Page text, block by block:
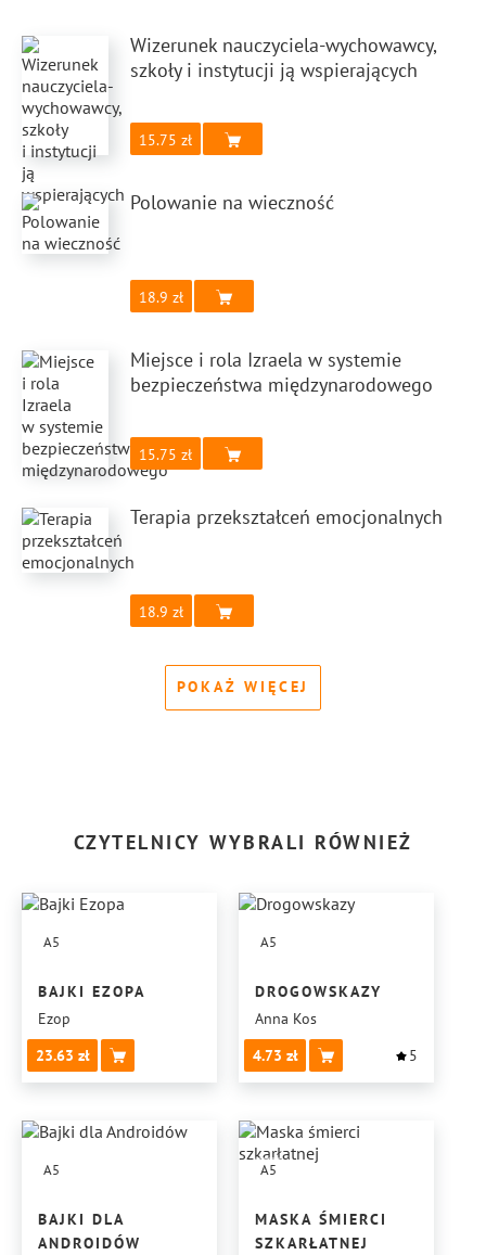
Wizerunek nauczyciela-wychowawcy,
szkoły i instytucji ją wspierających
15.75
Polowanie na wieczność
18.9
Miejsce i rola Izraela w systemie
bezpieczeństwa międzynarodowego
15.75
Terapia przekształceń emocjonalnych
18.9
POKAŻ WIĘCEJ
CZYTELNICY WYBRALI RÓWNIEŻ
A5
BAJKI EZOPA
Ezop
23.63
A5
DROGOWSKAZY
Anna Kos
4.73
5
A5
BAJKI DLA
ANDROIDÓW
A5
MASKA ŚMIERCI
SZKARŁATNEJ